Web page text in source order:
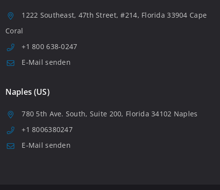
1222 Southeast, 47th Street, #214, Florida 33904 Cape
Coral
+1 800 638-0247
E-Mail senden
Naples (US)
780 5th Ave. South, Suite 200, Florida 34102 Naples
+1 8006380247
E-Mail senden